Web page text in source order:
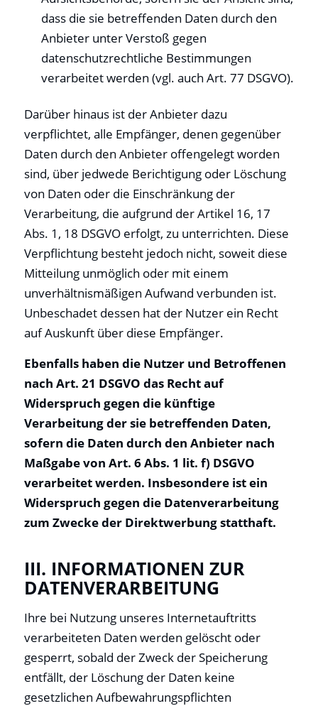
dass die sie betreffenden Daten durch den
Anbieter unter Verstoß gegen
datenschutzrechtliche Bestimmungen
verarbeitet werden (vgl. auch Art. 77 DSGVO).
Darüber hinaus ist der Anbieter dazu
verpflichtet, alle Empfänger, denen gegenüber
Daten durch den Anbieter offengelegt worden
sind, über jedwede Berichtigung oder Löschung
von Daten oder die Einschränkung der
Verarbeitung, die aufgrund der Artikel 16, 17
Abs. 1, 18 DSGVO erfolgt, zu unterrichten. Diese
Verpflichtung besteht jedoch nicht, soweit diese
Mitteilung unmöglich oder mit einem
unverhältnismäßigen Aufwand verbunden ist.
Unbeschadet dessen hat der Nutzer ein Recht
auf Auskunft über diese Empfänger.
Ebenfalls haben die Nutzer und Betroffenen
nach Art. 21 DSGVO das Recht auf
Widerspruch gegen die künftige
Verarbeitung der sie betreffenden Daten,
sofern die Daten durch den Anbieter nach
Maßgabe von Art. 6 Abs. 1 lit. f) DSGVO
verarbeitet werden. Insbesondere ist ein
Widerspruch gegen die Datenverarbeitung
zum Zwecke der Direktwerbung statthaft.
III. INFORMATIONEN ZUR
DATENVERARBEITUNG
Ihre bei Nutzung unseres Internetauftritts
verarbeiteten Daten werden gelöscht oder
gesperrt, sobald der Zweck der Speicherung
entfällt, der Löschung der Daten keine
gesetzlichen Aufbewahrungspflichten